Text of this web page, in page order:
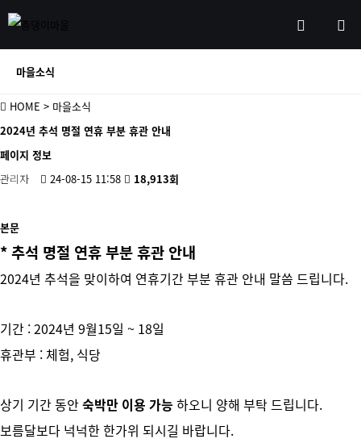
마을소식
HOME > 마을소식
2024년 추석 명절 연휴 부분 휴관 안내
페이지 정보
관리자
24-08-15 11:58 18,913회
본문
* 추석 명절 연휴 부분 휴관 안내
2024년 추석을 맞이하여 연휴기간 부분 휴관 안내 말씀 드립니다.
기간 : 2024년 9월15일 ~ 18일
휴관부 : 체험, 식당
상기 기간 동안숙박만 이용 가능 하오니 양해 부탁 드립니다.
보름달보다 넉넉한 한가위 되시길 바랍니다.